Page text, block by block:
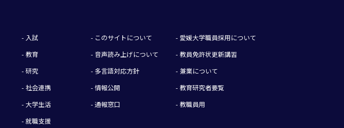
- 入試
- 教育
- 研究
- 社会連携
- 大学生活
- 就職支援
- このサイトについて
- 音声読み上げについて
- 多言語対応方針
- 情報公開
- 通報窓口
- 愛媛大学職員採用について
- 教員免許状更新講習
- 兼業について
- 教育研究者要覧
- 教職員用